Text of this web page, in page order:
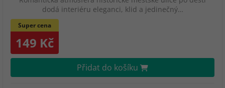
dodá interiéru eleganci, klid a jedinečný…
Super cena
149 Kč
Přidat do košíku